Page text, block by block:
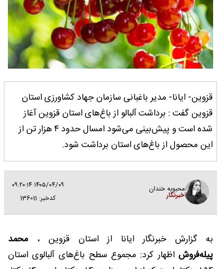
قزوین- ایانا- مدیر باغبانی سازمان جهاد کشاورزی استان
قزوین گفت : برداشت آلبالو از باغ‌های استان قزوین آغاز
شده است و پیش‌بینی می‌شود امسال حدود ۴ هزار تن از
این محصول از باغ‌های استان برداشت شود.
محبوبه خندان
خبرنگار
۱۴۰۵/۰۴/۰۹ ۰۹:۲۰:۱۴
کدخبر: 136011
به گزارش خبرنگار ایانا از استان قزوین ، محمد
پیله‌فروش اظهار کرد: مجموع سطح باغ‌های آلبالوی استان